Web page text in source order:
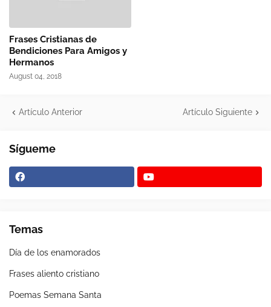
Frases Cristianas de
Bendiciones Para Amigos y
Hermanos
August 04, 2018
Artículo Anterior Artículo Siguiente
Sígueme
Temas
Día de los enamorados
Frases aliento cristiano
Poemas Semana Santa